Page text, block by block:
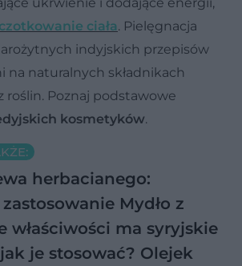
ciała. Pielęgnacja
indyjskich przepisów
na naturalnych składnikach
roślin. Poznaj podstawowe
kosmetyków.
herbacianego:
Mydło z
właściwości ma syryjskie
je stosować? Olejek